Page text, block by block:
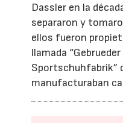
Dassler en la
separaron y
ellos fueron
llamada
Sportschuhfabrik”
manufacturaban